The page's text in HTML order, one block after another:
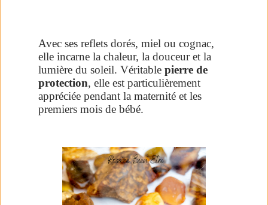
Avec ses reflets dorés, miel ou cognac,
elle incarne la chaleur, la douceur et la
lumière du soleil. Véritable pierre de
protection, elle est particulièrement
appréciée pendant la maternité et les
premiers mois de bébé.